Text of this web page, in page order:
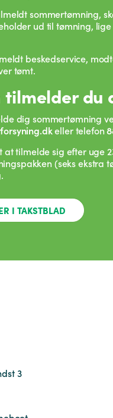
sommertømning,
ud til tømning,
beskedservice,
tømt.
tilmelder du
dig sommertømning
eller telefon
at tilmelde sig efter uge
(seks ekstra
I TAKSTBLAD
3